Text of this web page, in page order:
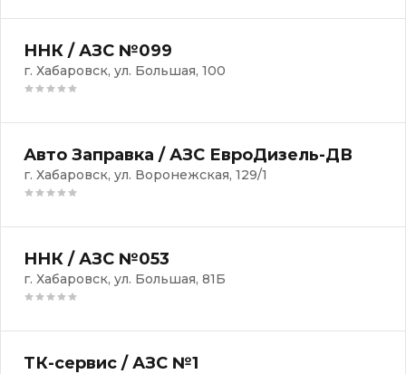
ННК / АЗС №099
г. Хабаровск, ул. Большая, 100
Авто Заправка / АЗС ЕвроДизель-ДВ
г. Хабаровск, ул. Воронежская, 129/1
ННК / АЗС №053
г. Хабаровск, ул. Большая, 81Б
ТК-сервис / АЗС №1